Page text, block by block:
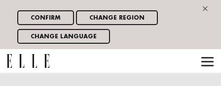
×
CONFIRM CHANGE REGION
CHANGE LANGUAGE